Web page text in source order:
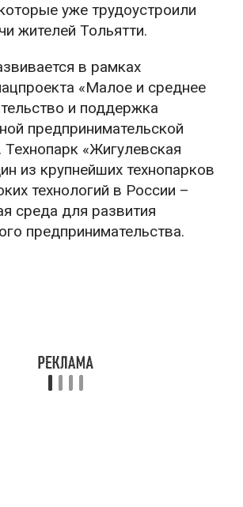
уже трудоустроили
жителей Тольятти.
в рамках
«Малое и среднее
и поддержка
предпринимательской
Технопарк «Жигулевская
из крупнейших технопарков
технологий в России –
среда для развития
предпринимательства.